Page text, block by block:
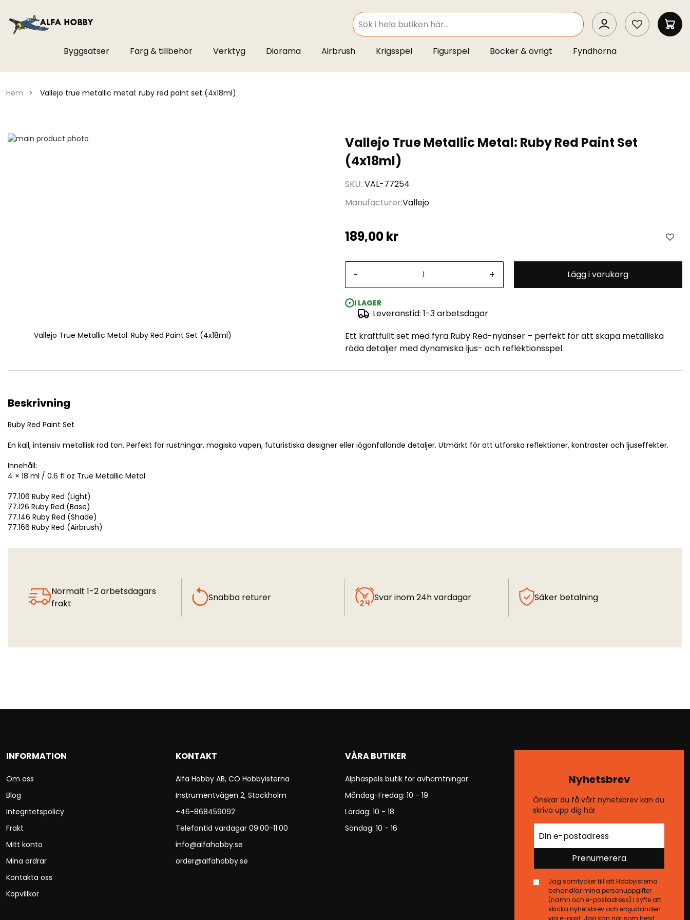
SEARCH
SEARCH
MIN
Byggsatser Färg & tillbehör Verktyg Diorama Airbrush Krigsspel Figurspel Böcker & övrigt Fyndhörna
hem vallejo true metallic metal: ruby red paint set (4x18ml)
Vallejo True Metallic Metal: Ruby Red Paint Set
(4x18ml)
SKU VAL-77254
ManufacturerVallejo
189,00 kr
- + Lägg i varukorg
I LAGER
Leveranstid: 1-3 arbetsdagar
Ett kraftfullt set med fyra Ruby Red-nyanser – perfekt för att skapa metalliska
röda detaljer med dynamiska ljus- och reflektionsspel.
Hoppa
Vallejo True Metallic Metal: Ruby Red Paint Set (4x18ml)
Beskrivning
Ruby Red Paint Set
En kall, intensiv metallisk röd ton. Perfekt för rustningar, magiska vapen, futuristiska designer eller iögonfallande detaljer. Utmärkt för att utforska reflektioner, kontraster och ljuseffekter.
Innehåll:
4 × 18 ml / 0.6 fl oz True Metallic Metal
77.106 Ruby Red (Light)
77.126 Ruby Red (Base)
77.146 Ruby Red (Shade)
77.166 Ruby Red (Airbrush)
Normalt 1-2 arbetsdagars
frakt
Snabba returer Svar inom 24h vardagar Säker betalning
INFORMATION
Om oss
Blog
Integritetspolicy
Frakt
Mitt konto
Mina ordrar
Kontakta oss
Köpvillkor
KONTAKT
Alfa Hobby AB, CO Hobbyisterna
Instrumentvägen 2, Stockholm
+46-868459092
Telefontid vardagar 09:00-11:00
info@alfahobby.se
order@alfahobby.se
VÅRA BUTIKER
Alphaspels butik för avhämtningar:
Måndag-Fredag: 10 - 19
Lördag: 10 - 18
Söndag: 10 - 16
Nyhetsbrev
Önskar du få vårt nyhetsbrev kan du
skriva upp dig här
Prenumerera
Jag samtycker till att Hobbyisterna
behandlar mina personuppgifter
(namn och e-postadress) i syfte att
skicka nyhetsbrev och erbjudanden
via e-post. Jag kan när som helst